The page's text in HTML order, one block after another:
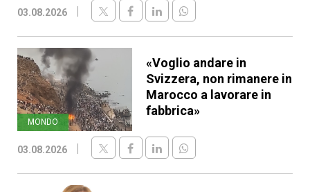
03.08.2026
MONDO
«Voglio andare in
Svizzera, non rimanere in
Marocco a lavorare in
fabbrica»
03.08.2026